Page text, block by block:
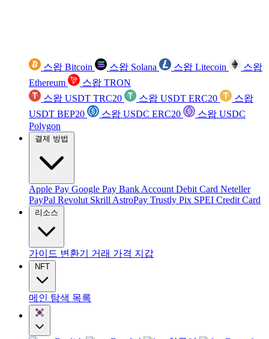
스왑 Bitcoin 스왑 Solana 스왑 Litecoin
스왑
Ethereum
스왑 TRON
스왑 USDT TRC20
스왑 USDT ERC20
스왑
USDT BEP20
스왑 USDC ERC20
스왑 USDC
Polygon
결제 방법
Apple Pay Google Pay Bank Account Debit Card Neteller
PayPal Revolut Skrill AstroPay Trustly Pix SPEI Credit Card
리소스
가이드 변환기 거래 가격 지갑
NFT
메인 탐색 목록